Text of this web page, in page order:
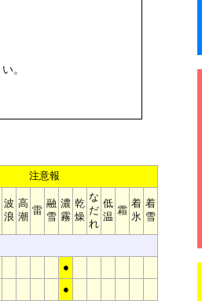
。
注意報
波
浪
高
潮
雷
融
雪
濃
霧
乾
燥
な
だ
れ
低
温
霜
着
氷
着
雪
●
●